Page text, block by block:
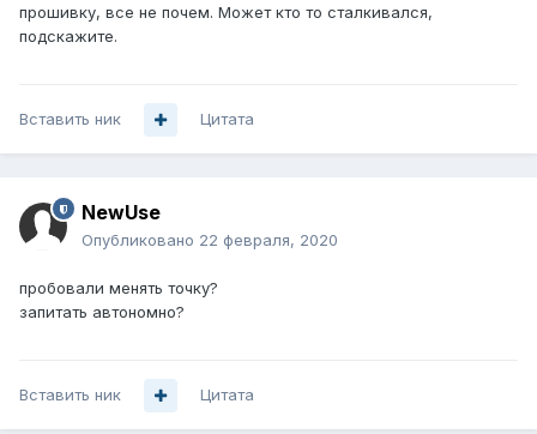
прошивку, все не почем. Может кто то сталкивался,
подскажите.
Вставить ник Цитата
NewUse
Опубликовано 22 февраля, 2020
пробовали менять точку?
запитать автономно?
Вставить ник Цитата